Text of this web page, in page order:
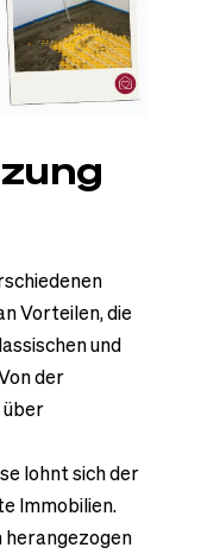
Vorteilen, die
und
der
lohnt sich der
Immobilien.
herangezogen